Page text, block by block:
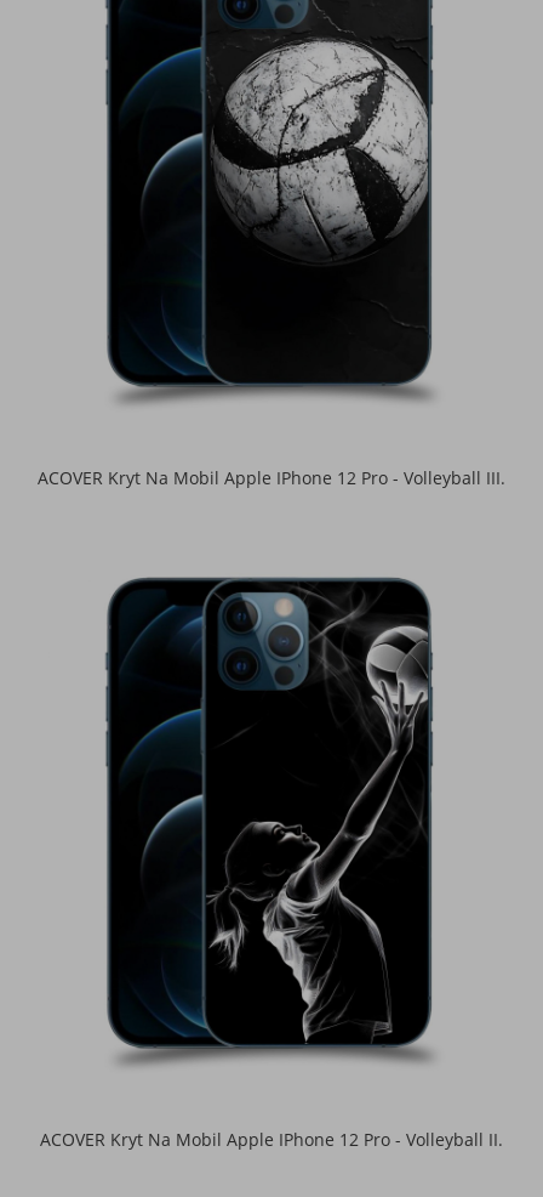
ACOVER Kryt Na Mobil Apple IPhone 12 Pro - Volleyball III.
ACOVER Kryt Na Mobil Apple IPhone 12 Pro - Volleyball II.